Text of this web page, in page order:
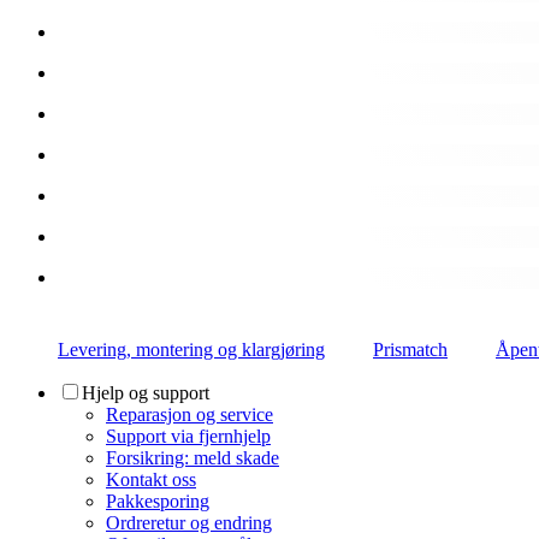
Levering, montering og klargjøring Prismatch
Hjelp og support
Reparasjon og service
Support via fjernhjelp
Forsikring: meld skade
Kontakt oss
Pakkesporing
Ordreretur og endring